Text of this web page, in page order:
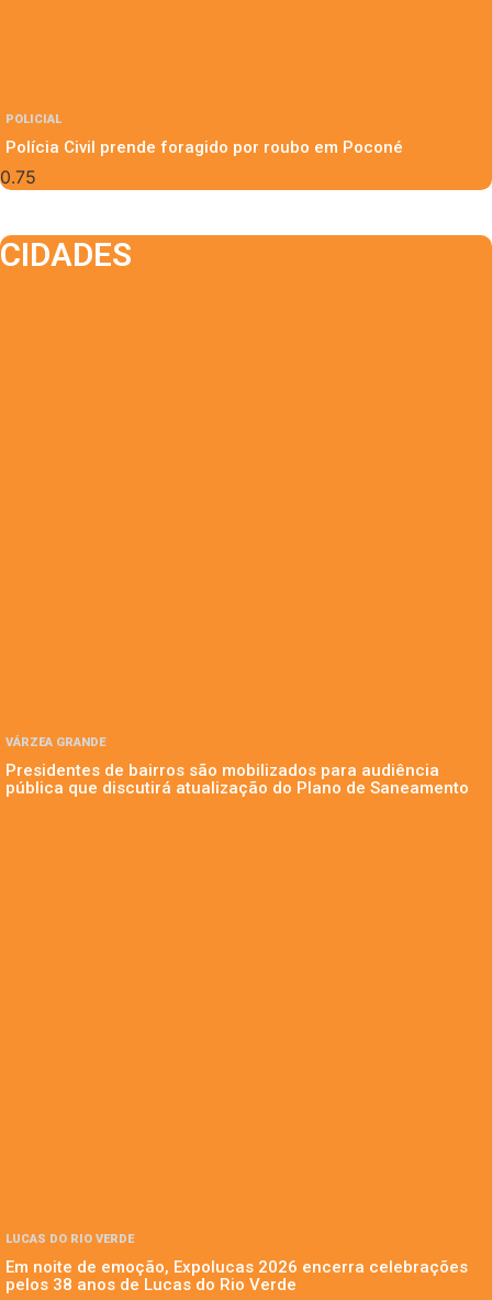
POLICIAL
Polícia Civil prende foragido por roubo em Poconé
CIDADES
VÁRZEA GRANDE
Presidentes de bairros são mobilizados para audiência
pública que discutirá atualização do Plano de Saneamento
LUCAS DO RIO VERDE
Em noite de emoção, Expolucas 2026 encerra celebrações
pelos 38 anos de Lucas do Rio Verde